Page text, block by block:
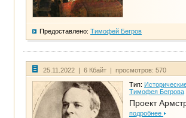
Предоставлено: Тимофей Бегров
25.11.2022 | 6 Кбайт | просмотров: 570
Тип:
Тимофея Бегрова
Проект
подробнее